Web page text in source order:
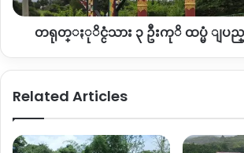
ဦး
င္
ရ
ကုိ
ပ
ဒ
တရုတ္ႏုိင္ငံသား ၃ ဦးကုိ ထပ္မံ ျပ
Related Articles